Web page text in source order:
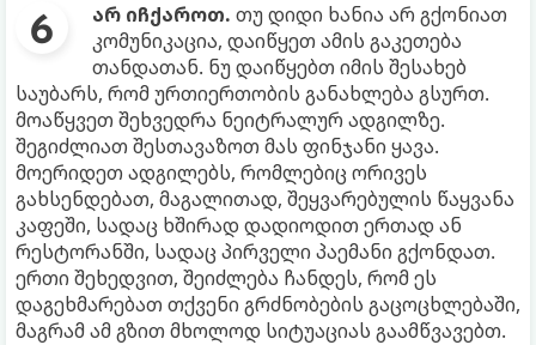
არ იჩქაროთ. თუ დიდი ხანია არ გქონიათ
კომუნიკაცია, დაიწყეთ ამის გაკეთება
თანდათან. ნუ დაიწყებთ იმის შესახებ
საუბარს, რომ ურთიერთობის განახლება გსურთ.
მოაწყვეთ შეხვედრა ნეიტრალურ ადგილზე.
შეგიძლიათ შესთავაზოთ მას ფინჯანი ყავა.
მოერიდეთ ადგილებს, რომლებიც ორივეს
გახსენდებათ, მაგალითად, შეყვარებულის წაყვანა
კაფეში, სადაც ხშირად დადიოდით ერთად ან
რესტორანში, სადაც პირველი პაემანი გქონდათ.
ერთი შეხედვით, შეიძლება ჩანდეს, რომ ეს
დაგეხმარებათ თქვენი გრძნობების გაცოცხლებაში,
მაგრამ ამ გზით მხოლოდ სიტუაციას გაამწვავებთ.